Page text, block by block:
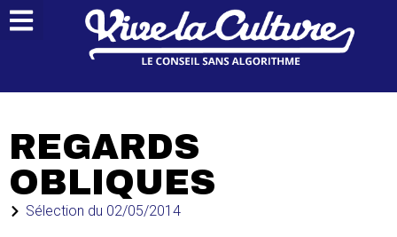
REGARDS
OBLIQUES
Sélection du 02/05/2014